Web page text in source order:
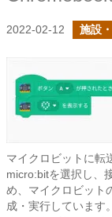
2022-02-12 施設
マイクロビットに転
micro:bitを選択し、
め、マイクロビット
成・実行しています